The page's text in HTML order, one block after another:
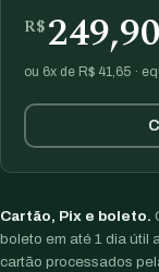
R$249,90
ou 6x de R$ 41,65 ·
Cartão, Pix e boleto.
boleto em até 1 dia útil
cartão processados